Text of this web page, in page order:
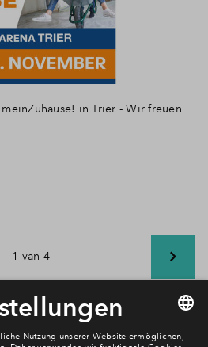
in Trier - Wir freuen
1 van 4